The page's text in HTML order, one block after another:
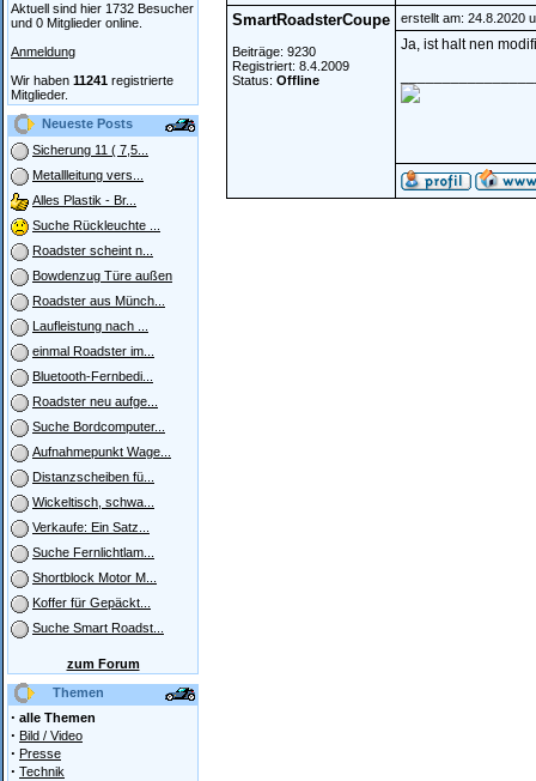
Aktuell sind hier 1732 Besucher
und 0 Mitglieder online.
Anmeldung
Wir haben 11241 registrierte
Mitglieder.
Neueste Posts
Sicherung 11 ( 7,5...
Metallleitung vers...
Alles Plastik - Br...
Suche Rückleuchte ...
Roadster scheint n...
Bowdenzug Türe außen
Roadster aus Münch...
Laufleistung nach ...
einmal Roadster im...
Bluetooth-Fernbedi...
Roadster neu aufge...
Suche Bordcomputer...
Aufnahmepunkt Wage...
Distanzscheiben fü...
Wickeltisch, schwa...
Verkaufe: Ein Satz...
Suche Fernlichtlam...
Shortblock Motor M...
Koffer für Gepäckt...
Suche Smart Roadst...
zum Forum
Themen
· alle Themen
· Bild / Video
· Presse
· Technik
SmartRoadsterCoupe
Beiträge: 9230
Registriert: 8.4.2009
Status: Offline
erstellt am: 24.8.2020
Ja, ist halt nen